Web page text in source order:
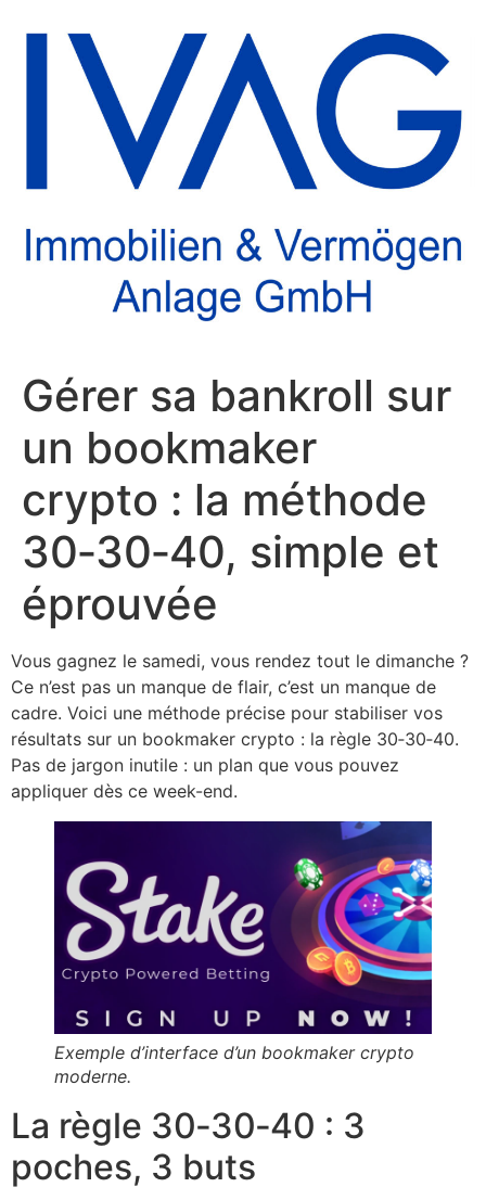
Gérer sa bankroll sur
un bookmaker
crypto : la méthode
30‑30‑40, simple et
éprouvée
Vous gagnez le samedi, vous rendez tout le dimanche ?
Ce n’est pas un manque de flair, c’est un manque de
cadre. Voici une méthode précise pour stabiliser vos
résultats sur un bookmaker crypto : la règle 30‑30‑40.
Pas de jargon inutile : un plan que vous pouvez
appliquer dès ce week-end.
Exemple d’interface d’un bookmaker crypto
moderne.
La règle 30‑30‑40 : 3
poches, 3 buts